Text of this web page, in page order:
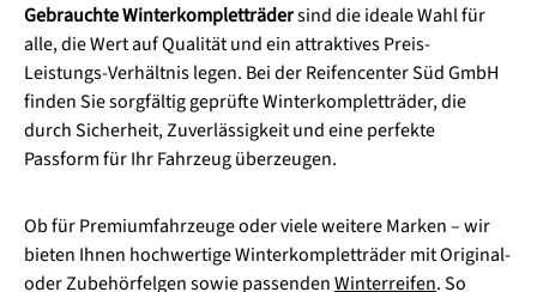
Gebrauchte Winterkompletträdersind die ideale Wahl für
alle, die Wert auf Qualität und ein attraktives Preis-
Leistungs-Verhältnis legen. Bei der Reifencenter Süd GmbH
finden Sie sorgfältig geprüfte Winterkompletträder, die
durch Sicherheit, Zuverlässigkeit und eine perfekte
Passform für Ihr Fahrzeug überzeugen.
Ob für Premiumfahrzeuge oder viele weitere Marken – wir
bieten Ihnen hochwertige Winterkompletträder mit Original-
oder Zubehörfelgen sowie passendenWinterreifen. So